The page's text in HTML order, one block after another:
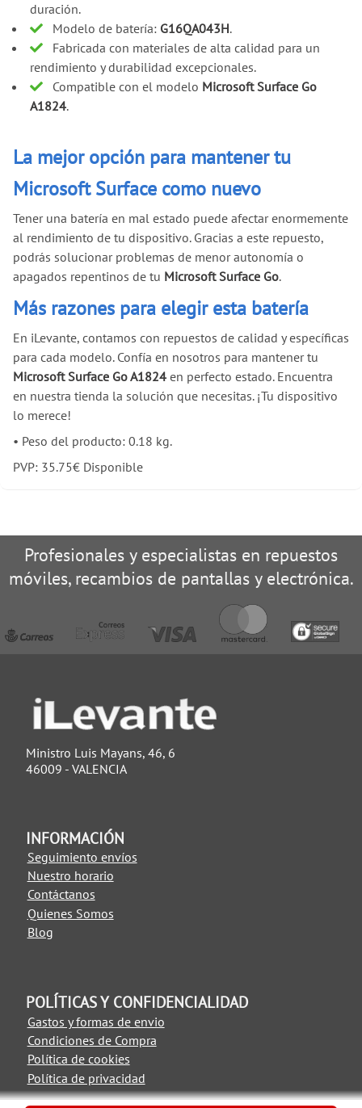
duración.
Modelo de batería: G16QA043H.
Fabricada con materiales de alta calidad para un
rendimiento y durabilidad excepcionales.
Compatible con el modelo Microsoft Surface Go
A1824.
La mejor opción para mantener tu
Microsoft Surface como nuevo
Tener una batería en mal estado puede afectar enormemente
al rendimiento de tu dispositivo. Gracias a este repuesto,
podrás solucionar problemas de menor autonomía o
apagados repentinos de tu Microsoft Surface Go.
Más razones para elegir esta batería
En iLevante, contamos con repuestos de calidad y específicas
para cada modelo. Confía en nosotros para mantener tu
Microsoft Surface Go A1824 en perfecto estado. Encuentra
en nuestra tienda la solución que necesitas. ¡Tu dispositivo
lo merece!
• Peso del producto: 0.18 kg.
PVP: 35.75€ Disponible
Profesionales y especialistas en repuestos
móviles, recambios de pantallas y electrónica.
Ministro Luis Mayans, 46, 6
46009 - VALENCIA
INFORMACIÓN
Seguimiento envíos
Nuestro horario
Contáctanos
Quienes Somos
Blog
POLÍTICAS Y CONFIDENCIALIDAD
Gastos y formas de envio
Condiciones de Compra
Política de cookies
Política de privacidad